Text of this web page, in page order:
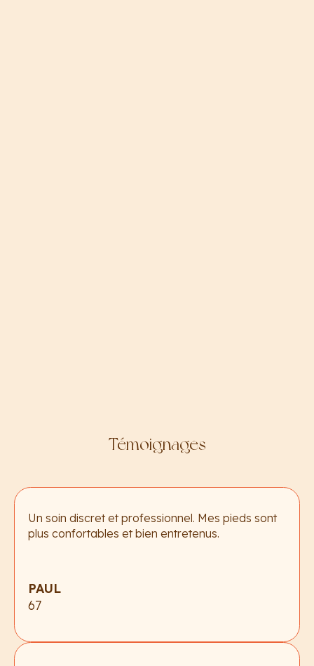
Témoignages
Un soin discret et professionnel. Mes pieds sont
plus confortables et bien entretenus.
PAUL
67